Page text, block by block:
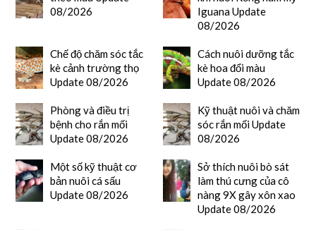
08/2026
Iguana Update
08/2026
Chế độ chăm sóc tắc
kè cảnh trường thọ
Update 08/2026
Cách nuôi dưỡng tắc
kè hoa đổi màu
Update 08/2026
Phòng và điều trị
bệnh cho rắn mối
Update 08/2026
Kỹ thuật nuôi và chăm
sóc rắn mối Update
08/2026
Một số kỹ thuật cơ
bản nuôi cá sấu
Update 08/2026
Sở thích nuôi bò sát
làm thú cưng của cô
nàng 9X gây xôn xao
Update 08/2026